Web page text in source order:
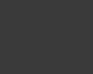
كل شيء